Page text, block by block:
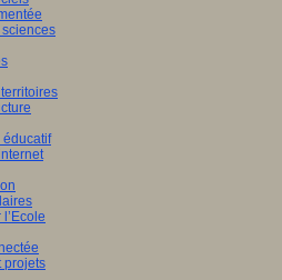
sciences
éducatif
projets